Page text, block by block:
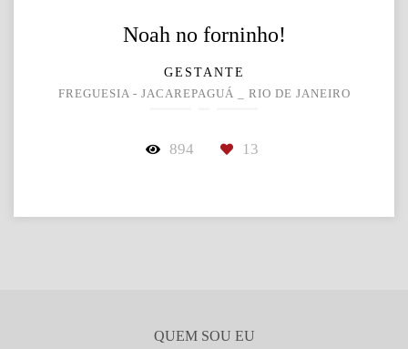
Noah no forninho!
GESTANTE
FREGUESIA - JACAREPAGUÁ _ RIO DE JANEIRO
894 13
QUEM SOU EU